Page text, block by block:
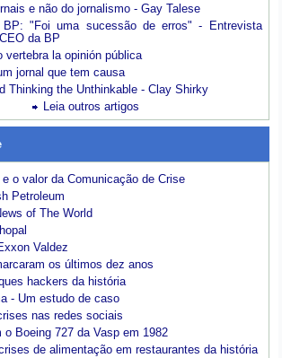
e não do jornalismo - Gay Talese
BP: "Foi uma sucessão de erros" - Entrevista
da BP
vertebra la opinión pública
jornal que tem causa
Thinking the Unthinkable - Clay Shirky
Leia outros artigos
o valor da Comunicação de Crise
Petroleum
of The World
Valdez
os últimos dez anos
hackers da história
- Um estudo de caso
nas redes sociais
o Boeing 727 da Vasp em 1982
de alimentação em restaurantes da história